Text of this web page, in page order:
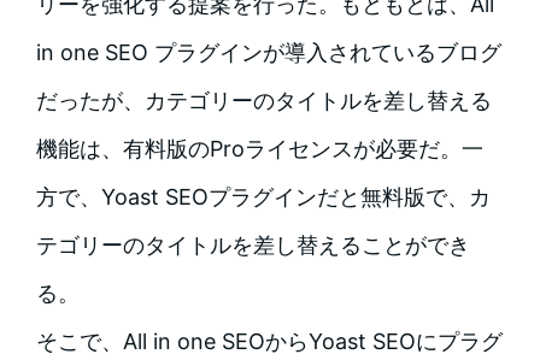
in one SEO プラグインが導入されているブログ
だったが、カテゴリーのタイトルを差し替える
機能は、有料版のProライセンスが必要だ。一
方で、Yoast SEOプラグインだと無料版で、カ
テゴリーのタイトルを差し替えることができ
る。
そこで、All in one SEOからYoast SEOにプラグ